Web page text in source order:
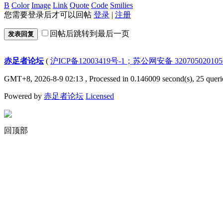
B Color Image Link Quote Code Smilies
您需要登录后才可以回帖 登录 | 注册
发表回复 回帖后跳转到最后一页
赤足者论坛( 沪ICP备12003419号-1；苏公网安备
GMT+8, 2026-8-9 02:13 , Processed in 0.146009 second(s), 25
Powered by 赤足者论坛 Licensed
回顶部